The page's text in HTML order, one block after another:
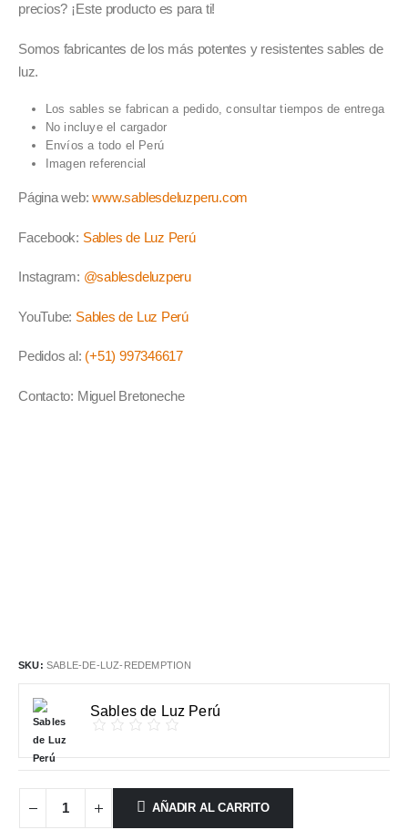
precios? ¡Este producto es para ti!
Somos fabricantes de los más potentes y resistentes sables de
luz.
Los sables se fabrican a pedido, consultar tiempos de entrega
No incluye el cargador
Envíos a todo el Perú
Imagen referencial
Página web:www.sablesdeluzperu.com
Facebook: Sables de Luz Perú
Instagram: @sablesdeluzperu
YouTube: Sables de Luz Perú
Pedidos al: (+51) 997346617
Contacto: Miguel Bretoneche
SKU: SABLE-DE-LUZ-REDEMPTION
Sables de Luz Perú
AÑADIR AL CARRITO